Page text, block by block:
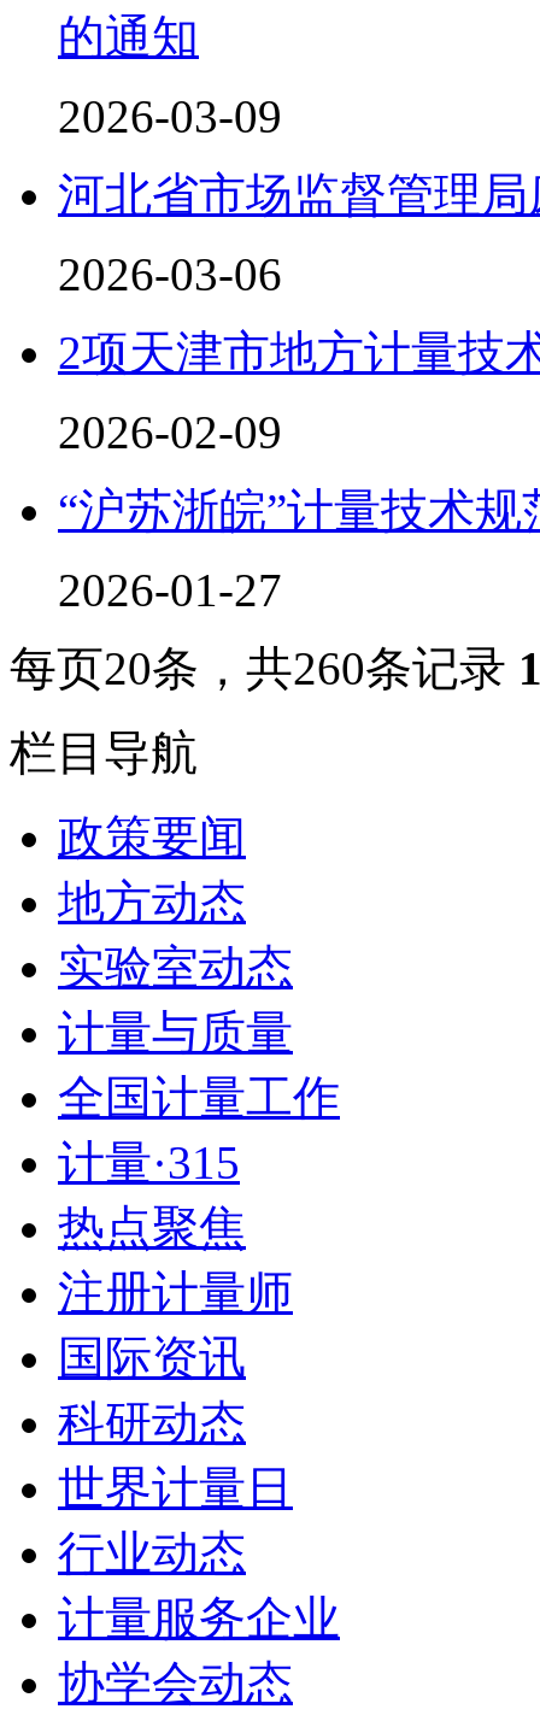
的通知
2026-03-09
河北省市场监督管理
2026-03-06
2项天津市地方计量技
2026-02-09
“沪苏浙皖”计量技术
2026-01-27
每页20条，共260条记录
栏目导航
政策要闻
地方动态
实验室动态
计量与质量
全国计量工作
计量·315
热点聚焦
注册计量师
国际资讯
科研动态
世界计量日
行业动态
计量服务企业
协学会动态